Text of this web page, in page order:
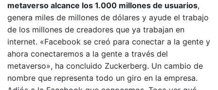
metaverso alcance los 1.000 millones de usuarios,
genera miles de millones de dólares y ayude el trabajo
de los millones de creadores que ya trabajan en
internet. «Facebook se creó para conectar a la gente y
ahora conectaremos a la gente a través del
metaverso», ha concluido Zuckerberg. Un cambio de
nombre que representa todo un giro en la empresa.